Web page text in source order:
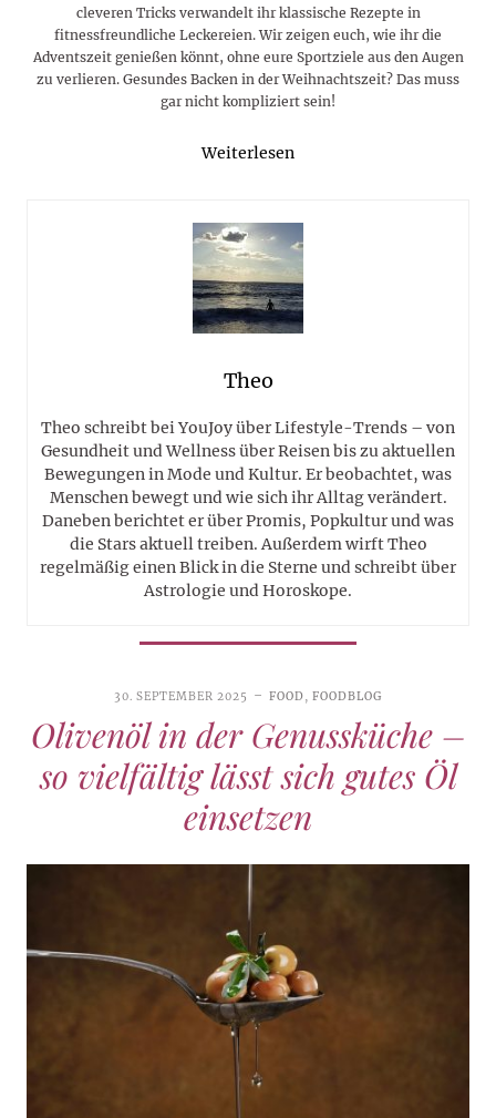
cleveren Tricks verwandelt ihr klassische Rezepte in
fitnessfreundliche Leckereien. Wir zeigen euch, wie ihr die
Adventszeit genießen könnt, ohne eure Sportziele aus den Augen
zu verlieren. Gesundes Backen in der Weihnachtszeit? Das muss
gar nicht kompliziert sein!
Weiterlesen
Theo
Theo schreibt bei YouJoy über Lifestyle-Trends – von
Gesundheit und Wellness über Reisen bis zu aktuellen
Bewegungen in Mode und Kultur. Er beobachtet, was
Menschen bewegt und wie sich ihr Alltag verändert.
Daneben berichtet er über Promis, Popkultur und was
die Stars aktuell treiben. Außerdem wirft Theo
regelmäßig einen Blick in die Sterne und schreibt über
Astrologie und Horoskope.
30. SEPTEMBER 2025 FOOD ,FOODBLOG
Olivenöl in der Genussküche –
so vielfältig lässt sich gutes Öl
einsetzen